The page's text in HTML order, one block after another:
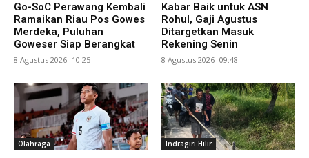
Go-SoC Perawang Kembali
Ramaikan Riau Pos Gowes
Merdeka, Puluhan
Goweser Siap Berangkat
8 Agustus 2026 -10:25
Kabar Baik untuk ASN
Rohul, Gaji Agustus
Ditargetkan Masuk
Rekening Senin
8 Agustus 2026 -09:48
Olahraga Indragiri Hilir